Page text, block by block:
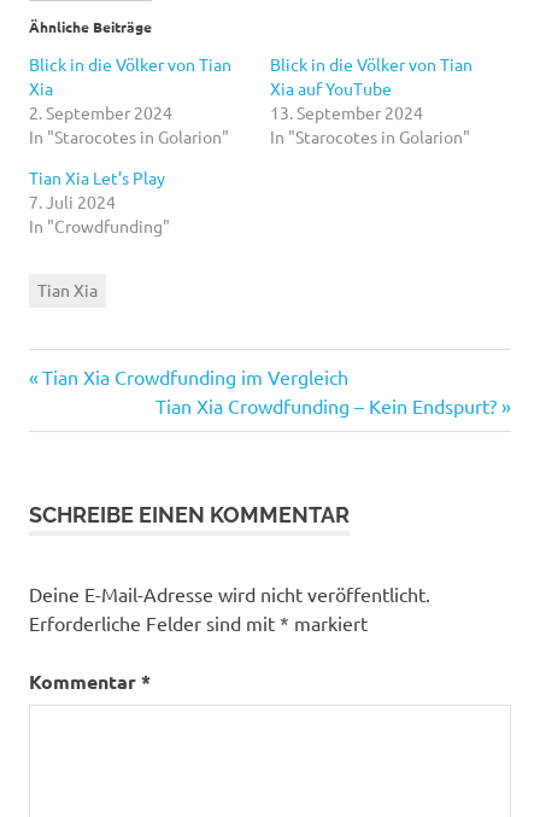
Ähnliche Beiträge
Blick in die Völker von Tian
Xia
2. September 2024
In "Starocotes in Golarion"
Blick in die Völker von Tian
Xia auf YouTube
13. September 2024
In "Starocotes in Golarion"
Tian Xia Let’s Play
7. Juli 2024
In "Crowdfunding"
Tian Xia
Beitragsnavigation
Vorheriger
Tian Xia Crowdfunding im Vergleich
Nächster
Beitrag:
Tian Xia Crowdfunding – Kein Endspurt?
SCHREIBE EINEN KOMMENTAR
Deine E-Mail-Adresse wird nicht veröffentlicht.
Erforderliche Felder sind mit * markiert
Kommentar*